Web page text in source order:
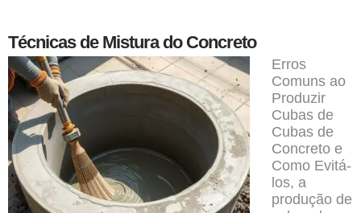
Técnicas de Mistura do Concreto
Erros
Comuns ao
Produzir
Cubas de
Cubas de
Concreto e
Como Evitá-
los, a
produção de